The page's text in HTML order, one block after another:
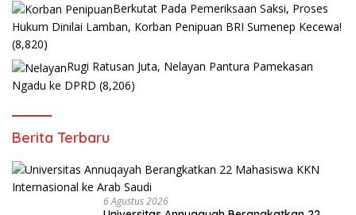
Berkutat Pada Pemeriksaan Saksi, Proses
Hukum Dinilai Lamban, Korban Penipuan BRI Sumenep Kecewa!
(8,820)
Rugi Ratusan Juta, Nelayan Pantura Pamekasan
Ngadu ke DPRD (8,206)
Berita Terbaru
6 Agustus 2026